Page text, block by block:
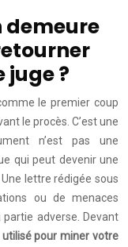
demeure
juge ?
le premier coup
le procès. C’est une
n’est pas une
qui peut devenir une
lettre rédigée sous
ou de menaces
adverse. Devant
pour miner votre